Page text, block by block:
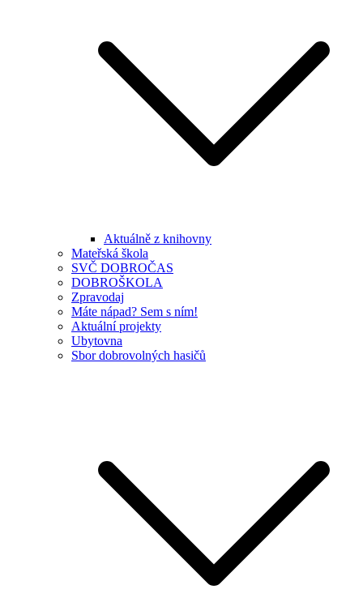
Aktuálně z knihovny
Mateřská škola
SVČ DOBROČAS
DOBROŠKOLA
Zpravodaj
Máte nápad? Sem s ním!
Aktuální projekty
Ubytovna
Sbor dobrovolných hasičů